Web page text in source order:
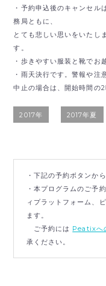
・予約申込後のキャンセル
務局ともに、
とても悲しい思いをいたし
す。
・歩きやすい服装と靴でお
・雨天決行です。警報や注
中止の場合は、開始時間の
2017年 2017年夏
・下記の予約ボタンか
・本プログラムのご予
ィプラットフォーム、
ます。
ご予約には Peatixへ
承ください。